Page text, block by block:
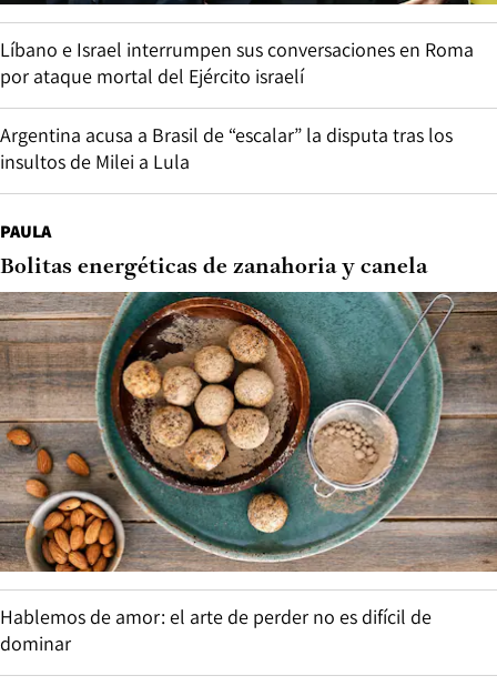
Líbano e Israel interrumpen sus conversaciones en Roma
por ataque mortal del Ejército israelí
Argentina acusa a Brasil de “escalar” la disputa tras los
insultos de Milei a Lula
PAULA
Bolitas energéticas de zanahoria y canela
Hablemos de amor: el arte de perder no es difícil de
dominar